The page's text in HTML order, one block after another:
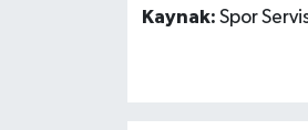
Kaynak: Spor